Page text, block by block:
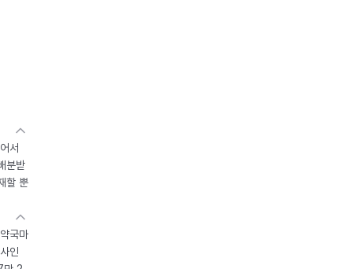
서
분받
할 뿐
국마
인